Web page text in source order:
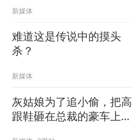
新媒体
难道这是传说中的摸头
杀？
新媒体
灰姑娘为了追小偷，把高
跟鞋砸在总裁的豪车上，